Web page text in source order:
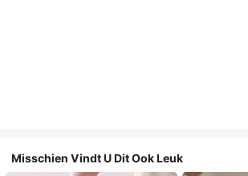
Misschien Vindt U Dit Ook Leuk